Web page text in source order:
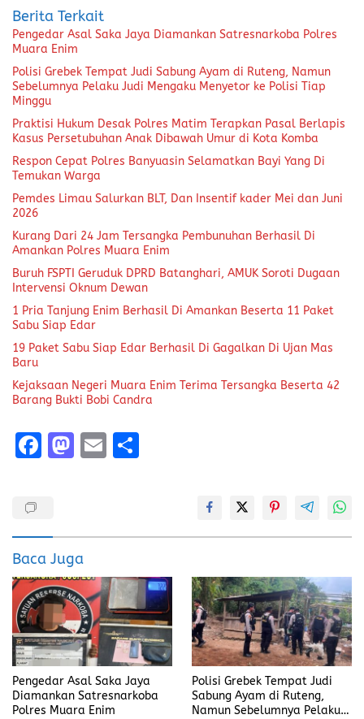
Berita Terkait
Pengedar Asal Saka Jaya Diamankan Satresnarkoba Polres
Muara Enim
Polisi Grebek Tempat Judi Sabung Ayam di Ruteng, Namun
Sebelumnya Pelaku Judi Mengaku Menyetor ke Polisi Tiap
Minggu
Praktisi Hukum Desak Polres Matim Terapkan Pasal Berlapis
Kasus Persetubuhan Anak Dibawah Umur di Kota Komba
Respon Cepat Polres Banyuasin Selamatkan Bayi Yang Di
Temukan Warga
Pemdes Limau Salurkan BLT, Dan Insentif kader Mei dan Juni
2026
Kurang Dari 24 Jam Tersangka Pembunuhan Berhasil Di
Amankan Polres Muara Enim
Buruh FSPTI Geruduk DPRD Batanghari, AMUK Soroti Dugaan
Intervensi Oknum Dewan
1 Pria Tanjung Enim Berhasil Di Amankan Beserta 11 Paket
Sabu Siap Edar
19 Paket Sabu Siap Edar Berhasil Di Gagalkan Di Ujan Mas
Baru
Kejaksaan Negeri Muara Enim Terima Tersangka Beserta 42
Barang Bukti Bobi Candra
F
o
o
k
M
d
o
n
E
Baca Juga
Pengedar Asal Saka Jaya
Diamankan Satresnarkoba
Polres Muara Enim
Polisi Grebek Tempat Judi
Sabung Ayam di Ruteng,
Namun Sebelumnya Pelaku